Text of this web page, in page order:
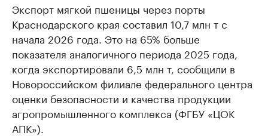
Экспорт мягкой пшеницы через порты
Краснодарского края составил 10,7 млн т с
начала 2026 года. Это на 65% больше
показателя аналогичного периода 2025 года,
когда экспортировали 6,5 млн т, сообщили в
Новороссийском филиале федерального центра
оценки безопасности и качества продукции
агропромышленного комплекса (ФГБУ «ЦОК
АПК»).